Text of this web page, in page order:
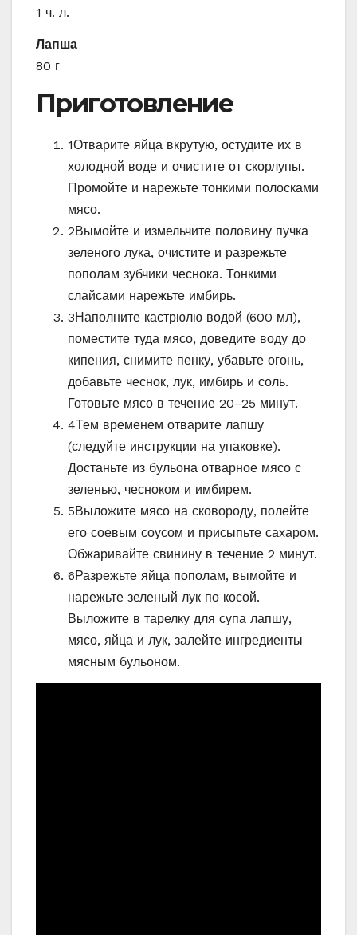
1 ч. л.
Лапша
80 г
Приготовление
1Отварите яйца вкрутую, остудите их в
холодной воде и очистите от скорлупы.
Промойте и нарежьте тонкими полосками
мясо.
2Вымойте и измельчите половину пучка
зеленого лука, очистите и разрежьте
пополам зубчики чеснока. Тонкими
слайсами нарежьте имбирь.
3Наполните кастрюлю водой (600 мл),
поместите туда мясо, доведите воду до
кипения, снимите пенку, убавьте огонь,
добавьте чеснок, лук, имбирь и соль.
Готовьте мясо в течение 20–25 минут.
4Тем временем отварите лапшу
(следуйте инструкции на упаковке).
Достаньте из бульона отварное мясо с
зеленью, чесноком и имбирем.
5Выложите мясо на сковороду, полейте
его соевым соусом и присыпьте сахаром.
Обжаривайте свинину в течение 2 минут.
6Разрежьте яйца пополам, вымойте и
нарежьте зеленый лук по косой.
Выложите в тарелку для супа лапшу,
мясо, яйца и лук, залейте ингредиенты
мясным бульоном.